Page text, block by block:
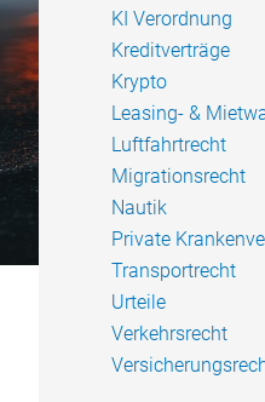
KI Verordnung
Kreditverträge
Krypto
Leasing- &
Luftfahrtrecht
Migrationsrecht
Nautik
Private
Transportrecht
Urteile
Verkehrsrecht